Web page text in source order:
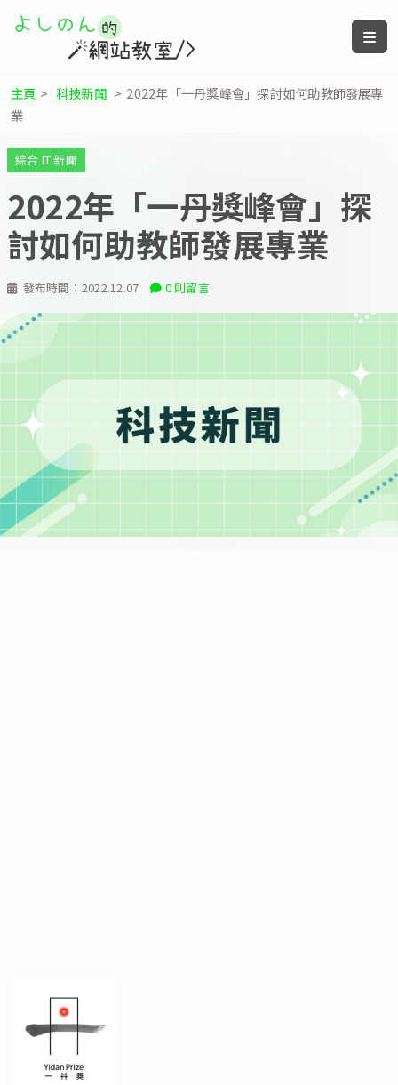
主頁 > 科技新聞 > 2022年「一丹獎峰會」探討如何助教師發展專
業
發布時間： 2022.12.07 0 則留言
綜合 IT 新聞
2022年「一丹獎峰會」探
討如何助教師發展專業